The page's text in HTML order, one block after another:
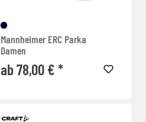
Mannheimer ERC Parka
Damen
ab 78,00 € *